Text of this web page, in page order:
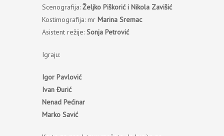
Scenografija: Željko Piškorić i Nikola Zavišić
Kostimografija: mr Marina Sremac
Asistent režije: Sonja Petrović
Igraju:
Igor Pavlović
Ivan Đurić
Nenad Pećinar
Marko Savić